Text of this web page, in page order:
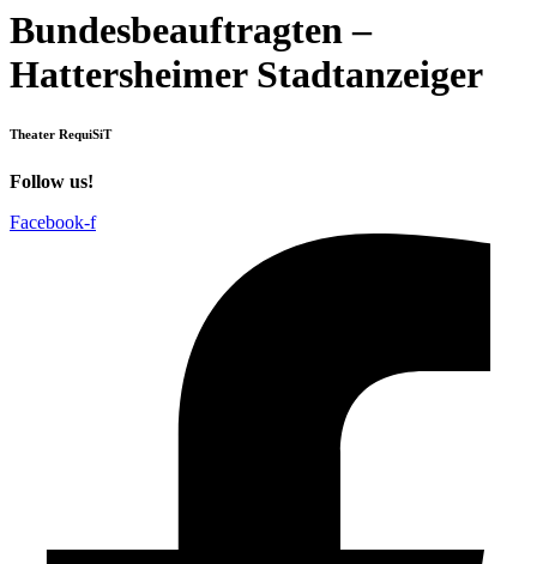
Bundesbeauftragten –
Hattersheimer Stadtanzeiger
Theater RequiSiT
Follow us!
Facebook-f